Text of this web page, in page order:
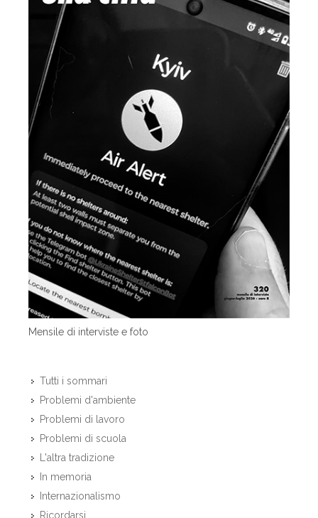
Mensile di interviste e foto
Tutti i sommari
Problemi d'ambiente
Problemi di lavoro
Problemi di scuola
L'altra tradizione
In memoria
Internazionalismo
Ricordarsi